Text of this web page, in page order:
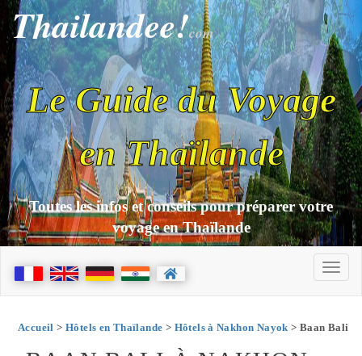
Thailandee!com
Le Guide du Voyage
en Thaïlande
Toutes les infos et conseils pour préparer votre
voyage en Thaïlande
Accueil > Hôtels en Thaïlande > Hôtels à Nakhon Nayok > Baan Bali